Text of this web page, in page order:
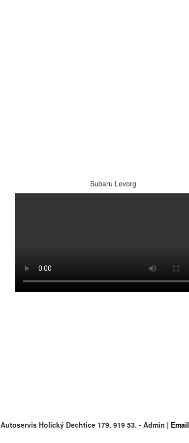
Subaru Levorg
Autoservis Holický Dechtice 179, 919 53. - Admin | Email